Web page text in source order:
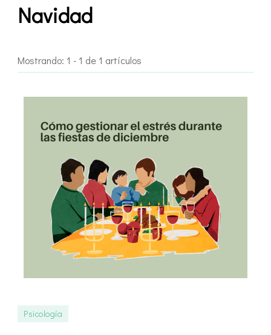
Navidad
Mostrando: 1 - 1 de 1 artículos
Psicología